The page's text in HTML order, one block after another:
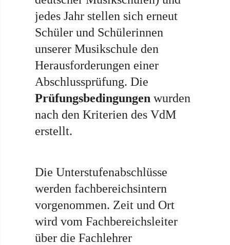
jedes Jahr stellen sich erneut
Schüler und Schülerinnen
unserer Musikschule den
Herausforderungen einer
Abschlussprüfung. Die
Prüfungsbedingungen wurden
nach den Kriterien des VdM
erstellt.
Die Unterstufenabschlüsse
werden fachbereichsintern
vorgenommen. Zeit und Ort
wird vom Fachbereichsleiter
über die Fachlehrer